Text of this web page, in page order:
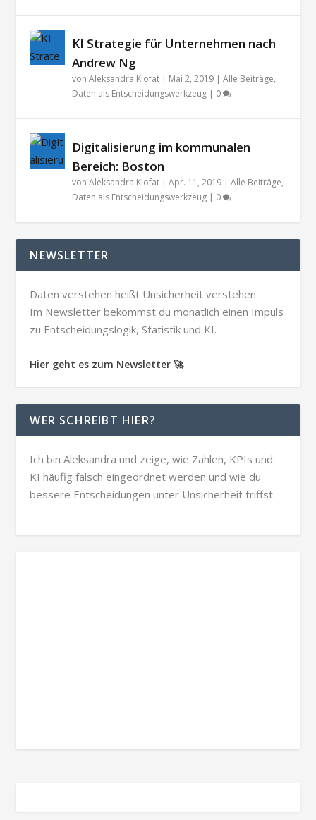
KI Strategie für Unternehmen nach
Andrew Ng
vonAleksandra Klofat | Mai 2, 2019 |Alle Beiträge,
Daten als Entscheidungswerkzeug | 0
Digitalisierung im kommunalen
Bereich: Boston
vonAleksandra Klofat |Apr. 11, 2019 |Alle Beiträge,
Daten als Entscheidungswerkzeug | 0
NEWSLETTER
Daten verstehen heißt Unsicherheit verstehen.
Im Newsletter bekommst du monatlich einen Impuls
zu Entscheidungslogik, Statistik und KI.
Hier geht es zum Newsletter 🚀
WER SCHREIBT HIER?
Ich bin Aleksandra und zeige, wie Zahlen, KPIs und
KI häufig falsch eingeordnet werden und wie du
bessere Entscheidungen unter Unsicherheit triffst.